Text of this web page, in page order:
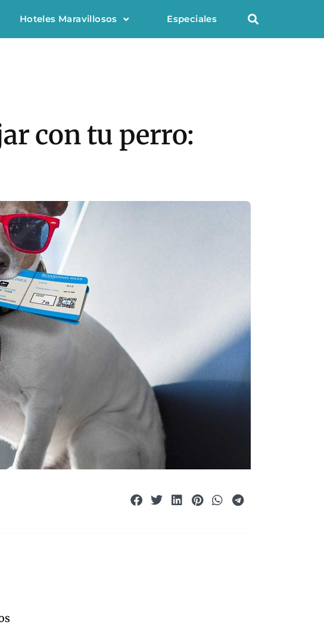
Hoteles Maravillosos Especiales
con tu perro: